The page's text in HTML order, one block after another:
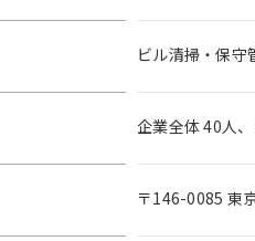
ビル清掃・保守
企業全体 40人
〒146-0085 東